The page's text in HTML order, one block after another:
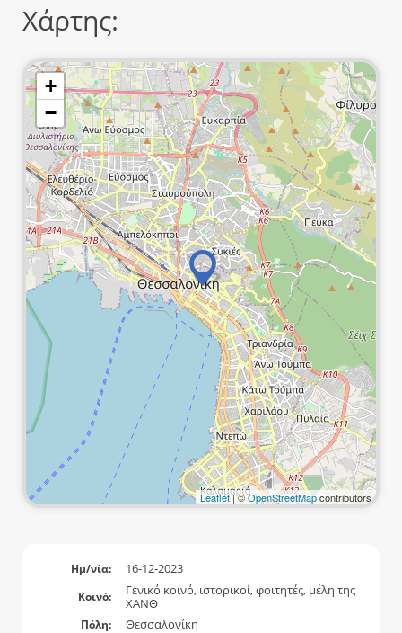
Χάρτης:
+
−
Leaflet| ©OpenStreetMapcontributors
Ημ/νία: 16-12-2023
Κοινό:
Γενικό κοινό, ιστορικοί, φοιτητές, μέλη της
ΧΑΝΘ
Πόλη: Θεσσαλονίκη